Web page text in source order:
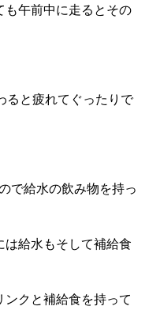
も午前中に走るとその
ると疲れてぐったりで
で給水の飲み物を持っ
は給水もそして補給食
ンクと補給食を持って